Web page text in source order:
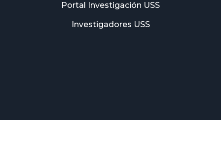
Portal Investigación USS
Investigadores USS